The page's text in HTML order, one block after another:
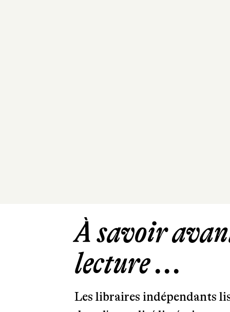
À savoir
lecture ...
Les libraires indépendants